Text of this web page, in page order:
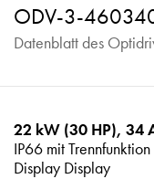
ODV-3-
Datenblatt des
22 kW (30 HP), 34
IP66 mit
Display Display